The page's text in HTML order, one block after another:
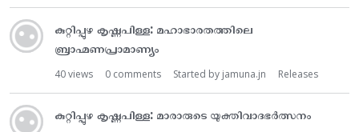
കുറ്റിപ്പുഴ കൃഷ്ണപിള്ള: മഹാഭാരതത്തിലെ
ബ്രാഹ്മണപ്രാമാണ്യം
40views 0 comments Started by jamuna.jn Releases
കുറ്റിപ്പുഴ കൃഷ്ണപിള്ള: മാരാരുടെ യുക്തിവാദഭർത്സനം